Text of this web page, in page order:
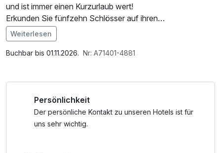
und ist immer einen Kurzurlaub wert!
Erkunden Sie fünfzehn Schlösser auf ihren
Spaziergängen.
Der Filmpark, unsere Naturerlebniswelt "Biosphäre", der
Volkspark auf dem ehemaligen BUGA-Gelände und die
Wir freuen uns auf Ihren Besuch!
Im Angebot enthalten
1 Flasche Mineralwasser, W-LAN Nutzung /
Weiterlesen
Buchbar bis 01.11.2026. Nr: A71401-4881
Persönlichkeit
Der persönliche Kontakt zu unseren Hotels ist für
uns sehr wichtig.